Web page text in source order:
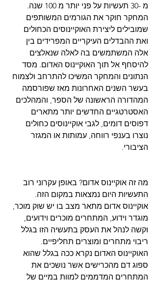
מ -30 תעשיות על פני יותר מ 100 שנה.
המחקר חוקר את הגורמים המשותפים
שמובילים ליצירת האוקיינוסים הכחולים
ואת ההבדלים העיקריים המפרידים בין
אלה המשתמשים בה לאלה שנאלצים
להיסחף אל תוך האוקיינוס ​​האדום. מסד
הנתונים והמחקר המשיכו להתרחב ולצמוח
בעשר השנים האחרונות מאז שפורסמה
המהדורה הראשונה של הספר, והמהלכים
האסטרטגיים החדשים יותר מתארים
דפוסים דומים, לגבי אוקיינוסים כחולים
נוצרו בענפי רווחה, עמותות או המגזר
הציבורי.
מה זה אוקיינוס אדום? באופן עקרוני רוב
התעשיות היום נמצאות במקום הזה.
אוקיינוס אדום מתאר מצב בו יש שוק מוכר,
מוגדר וידוע, המתחרים מוכרים וידועים,
וקשה לנהל את העסק בתעשיה הזו בגלל
ריבוי מתחרים ומוצרים תחליפיים.
האוקיינוס האדום נקרא ככה בגלל שהוא
ספוג דם מהכרישים אשר נושכים את
המתחרים המדממים למוות במיים של